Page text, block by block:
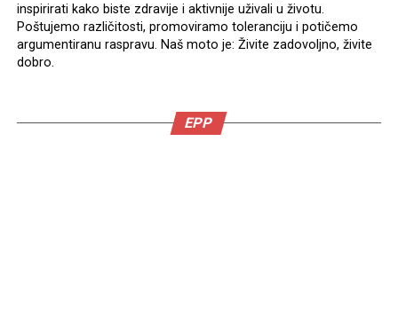
inspirirati kako biste zdravije i aktivnije uživali u životu.
Poštujemo različitosti, promoviramo toleranciju i potičemo
argumentiranu raspravu. Naš moto je: Živite zadovoljno, živite
dobro.
EPP